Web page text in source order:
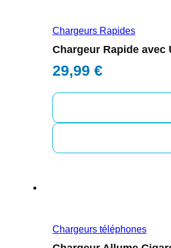
Chargeurs Rapides
Chargeur Rapide avec
29,99 €
Chargeurs téléphones